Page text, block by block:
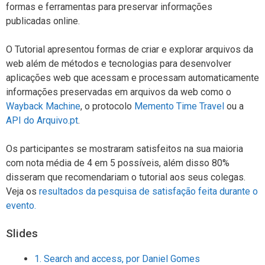
formas e ferramentas para preservar informações
publicadas online.
O Tutorial apresentou formas de criar e explorar arquivos da
web além de métodos e tecnologias para desenvolver
aplicações web que acessam e processam automaticamente
informações preservadas em arquivos da web como o
Wayback Machine, o protocolo Memento Time Travel ou a
API do Arquivo.pt.
Os participantes se mostraram satisfeitos na sua maioria
com nota média de 4 em 5 possíveis, além disso 80%
disseram que recomendariam o tutorial aos seus colegas.
Veja os resultados da pesquisa de satisfação feita durante o
evento.
Slides
1. Search and access, por Daniel Gomes